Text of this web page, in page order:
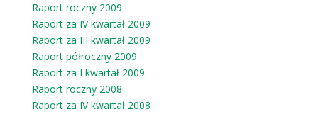
Raport roczny 2009
Raport za IV kwartał 2009
Raport za III kwartał 2009
Raport półroczny 2009
Raport za I kwartał 2009
Raport roczny 2008
Raport za IV kwartał 2008